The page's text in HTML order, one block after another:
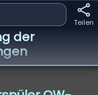
Teilen
der